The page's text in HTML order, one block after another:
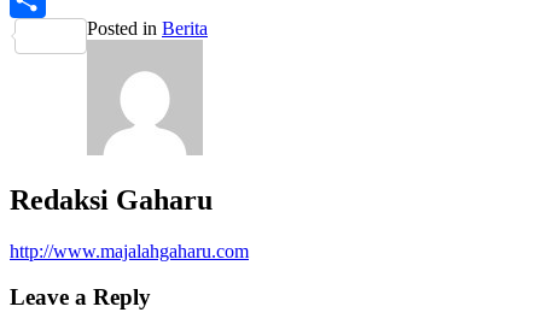
Share
Posted in Berita
Redaksi Gaharu
http://www.majalahgaharu.com
Leave a Reply